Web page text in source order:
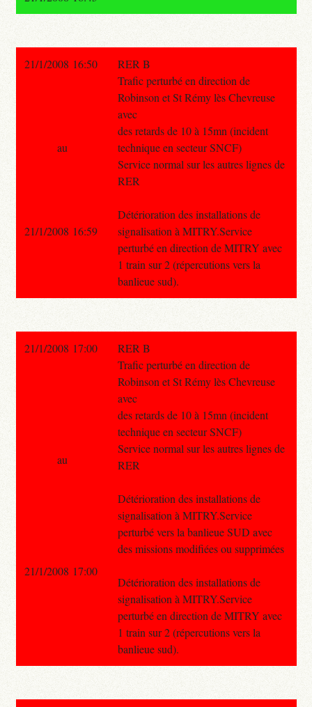
21/1/2008 16:50
RER B
Trafic perturbé en direction de
Robinson et St Rémy lès Chevreuse
avec
des retards de 10 à 15mn (incident
technique en secteur SNCF)
Service normal sur les autres lignes de
RER
Détérioration des installations de
signalisation à MITRY.Service
perturbé en direction de MITRY avec
1 train sur 2 (répercutions vers la
banlieue sud).
au
21/1/2008 16:59
21/1/2008 17:00
RER B
Trafic perturbé en direction de
Robinson et St Rémy lès Chevreuse
avec
des retards de 10 à 15mn (incident
technique en secteur SNCF)
Service normal sur les autres lignes de
RER
Détérioration des installations de
signalisation à MITRY.Service
perturbé vers la banlieue SUD avec
des missions modifiées ou supprimées
Détérioration des installations de
signalisation à MITRY.Service
perturbé en direction de MITRY avec
1 train sur 2 (répercutions vers la
banlieue sud).
au
21/1/2008 17:00